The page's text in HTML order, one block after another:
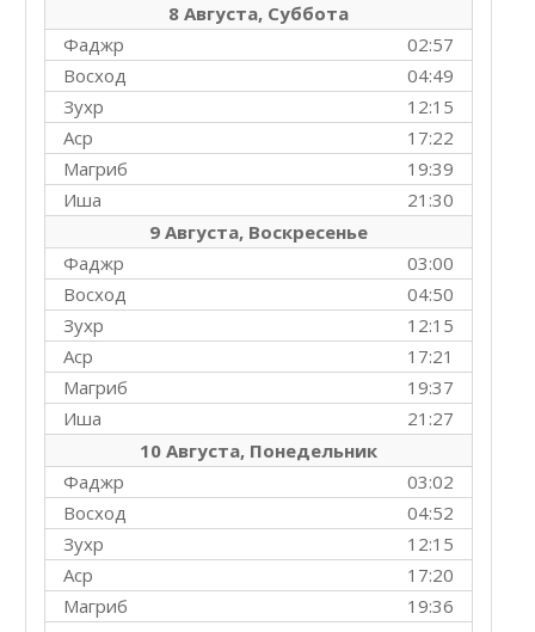
8 Августа, Суббота
02:57
Фаджр
04:49
Восход
12:15
Зухр
17:22
Аср
19:39
Магриб
21:30
Иша
9 Августа, Воскресенье
03:00
Фаджр
04:50
Восход
12:15
Зухр
17:21
Аср
19:37
Магриб
21:27
Иша
10 Августа, Понедельник
03:02
Фаджр
04:52
Восход
12:15
Зухр
17:20
Аср
19:36
Магриб